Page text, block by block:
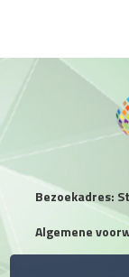
Bezoekadres:
Algemene